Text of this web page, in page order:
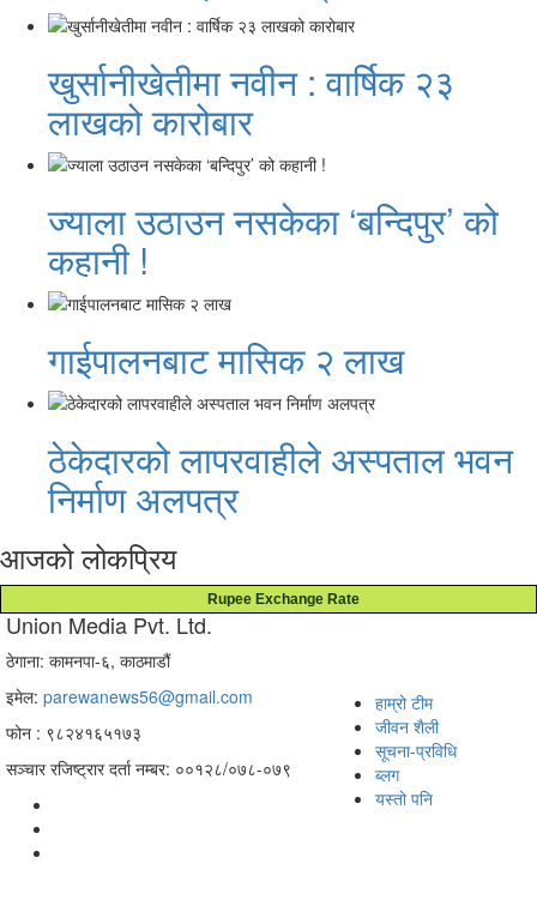
खुर्सानीखेतीमा नवीन : वार्षिक २३
लाखको कारोबार
ज्याला उठाउन नसकेका ‘बन्दिपुर’ को
कहानी !
गाईपालनबाट मासिक २ लाख
ठेकेदारको लापरवाहीले अस्पताल भवन
निर्माण अलपत्र
आजको लोकप्रिय
Rupee Exchange Rate
Union Media Pvt. Ltd.
ठेगाना: कामनपा-६, काठमाडौं
इमेल: parewanews56@gmail.com
फोन : ९८२४१६५१७३
सञ्चार रजिष्ट्रार दर्ता नम्बर: ००१२८/०७८-०७९
हाम्रो टीम
जीवन शैली
सूचना-प्रविधि
ब्लग
यस्तो पनि